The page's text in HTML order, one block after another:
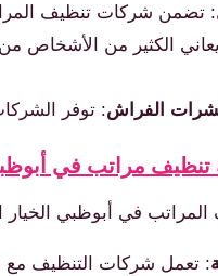
: تضمن شركات تنظيف
الكثير من الأشخاص
الفراش: توفر
تنظيف مراتب في
في أبوظبي الخيار
: تعمل شركات التنظيف مع